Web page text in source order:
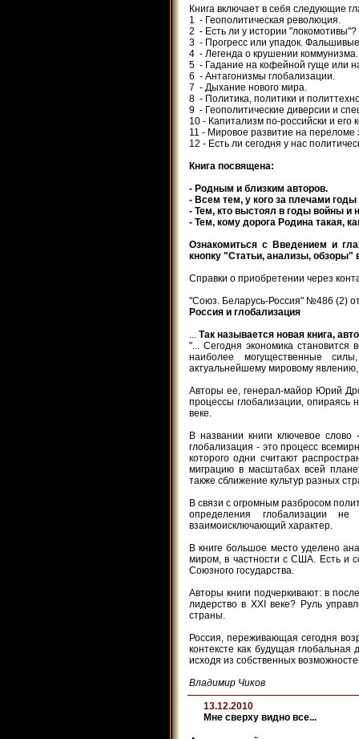
Книга включает в себя следующие
1 - Геополитическая революция.
2 - Есть ли у истории "локомотивы"?
3 - Прогресс или упадок.
4 - Легенда о крушении
5 - Гадание на кофейной гуще или
6 - Антагонизмы глобализации.
7 - Дыхание нового мира.
8 - Политика, политики и
9 - Геополитические диверсии и
10 - Капитализм по-российски и его
11 - Мировое развитие на переломе
12 - Есть ли сегодня у нас
Книга посвящена:
- Родным и близким авторов.
- Всем тем, у кого за плечами годы
- Тем, кто выстоял в годы войны и
- Тем, кому дорога Родина такая,
Ознакомиться с Введением и
кнопку "Статьи, анализы, обзоры"
Справки о приобретении через
"Союз. Беларусь-Россия" №486 (2)
Россия и глобализация
... Так называется новая книга,
"... Сегодня экономика становится
наиболее могущественные
актуальнейшему мировому
Авторы ее, генерал-майор Юрий
процессы глобализации, опираясь
веке.
В названии книги ключевое
глобализация - это процесс
которого одни считают
миграцию в масштабах всей
также сближение культур разных
В связи с огромным разбросом
определения глобализации
взаимоисключающий характер.
В книге большое место уделено
миром, в частности с США. Есть и
Союзного государства.
Авторы книги подчеркивают: в
лидерство в XXI веке? Руль
страны.
Россия, переживающая сегодня
контексте как будущая
исходя из собственных
Владимир Чиков
13.12.2010
Мне сверху видно все...